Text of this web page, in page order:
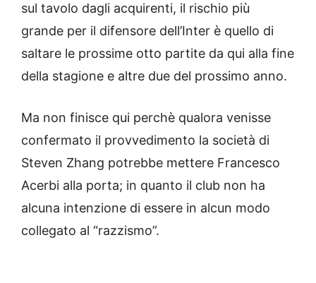
sul tavolo dagli acquirenti, il rischio più
grande per il difensore dell’Inter è quello di
saltare le prossime otto partite da qui alla fine
della stagione e altre due del prossimo anno.
Ma non finisce qui perchè qualora venisse
confermato il provvedimento la società di
Steven Zhang potrebbe mettere Francesco
Acerbi alla porta; in quanto il club non ha
alcuna intenzione di essere in alcun modo
collegato al “razzismo”.